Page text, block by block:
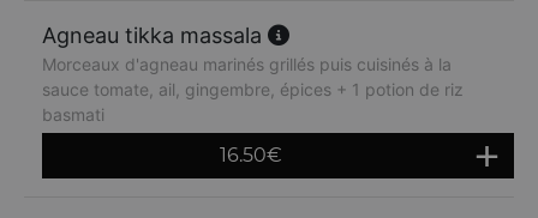
Agneau tikka massala
Morceaux d'agneau marinés grillés puis cuisinés à la
sauce tomate, ail, gingembre, épices + 1 potion de riz
basmati
16.50€